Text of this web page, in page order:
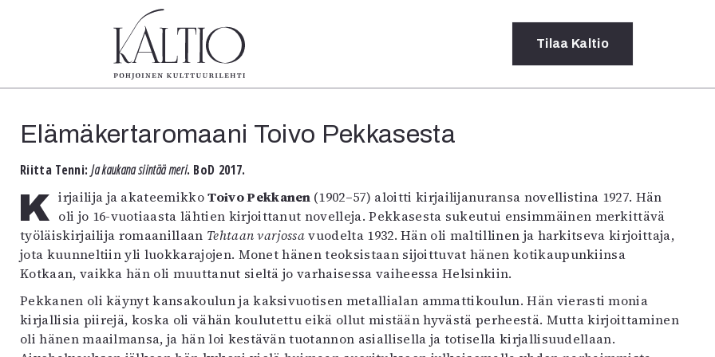
Tanssi
Tanssi
Sarjakuva
Sámegillii
Oulu2026
Näyttelyt
Musiikki
Levyt
4/2026
1/2026
6/2025
5/2025 saame
5/2025
Lehtiarkisto
Tilaus ja
Toimitus
Mediatiedot
Kaltio ry
Tilaa Kaltio
Elämäkertaromaani Toivo Pekkasesta
Riitta Tenni:Ja kaukana siintää meri. BoD 2017.
Kirjailija ja akateemikkoToivo Pekkanen (1902–57) aloitti kirjailijanuransa novellistina 1927. Hän
oli jo 16-vuotiaasta lähtien kirjoittanut novelleja. Pekkasesta sukeutui ensimmäinen merkittävä
työläiskirjailija romaanillaan Tehtaan varjossavuodelta 1932. Hän oli maltillinen ja harkitseva kirjoittaja,
jota kuunneltiin yli luokkarajojen. Monet hänen teoksistaan sijoittuvat hänen kotikaupunkiinsa
Kotkaan, vaikka hän oli muuttanut sieltä jo varhaisessa vaiheessa Helsinkiin.
Pekkanen oli käynyt kansakoulun ja kaksivuotisen metallialan ammattikoulun. Hän vierasti monia
kirjallisia piirejä, koska oli vähän koulutettu eikä ollut mistään hyvästä perheestä. Mutta kirjoittaminen
oli hänen maailmansa, ja hän loi kestävän tuotannon asiallisella ja totisella kirjallisuudellaan.